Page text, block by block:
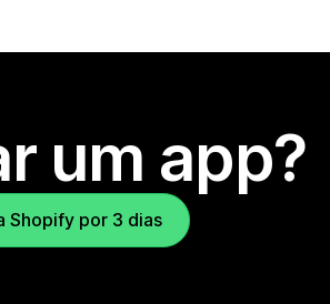
um app?
Shopify por 3 dias